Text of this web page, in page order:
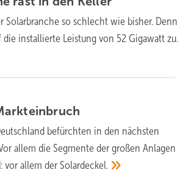
Solarbranche so schlecht wie bisher. Denn
installierte Leistung von 52 Gigawatt zu.
befürchten in den nächsten
allem die Segmente der großen Anlagen
vor allem derSolardeckel.